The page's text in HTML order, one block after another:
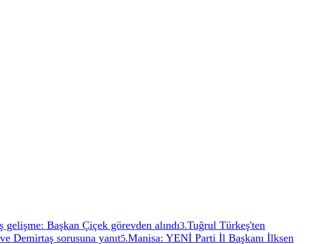
Başkan Çiçek görevden alındı3.Tuğrul Türkeş'ten
Demirtaş sorusuna yanıt5.Manisa: YENİ Parti İl Başkanı İlksen